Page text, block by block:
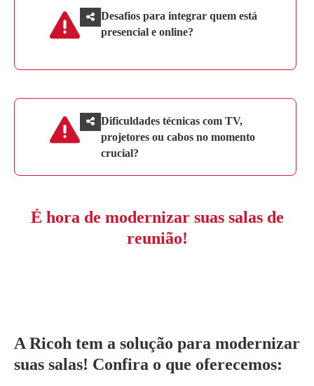
Desafios para integrar quem está
presencial e online?
Dificuldades técnicas com TV,
projetores ou cabos no momento
crucial?
É hora de modernizar suas salas de
reunião!
A Ricoh tem a solução para modernizar
suas salas! Confira o que oferecemos: